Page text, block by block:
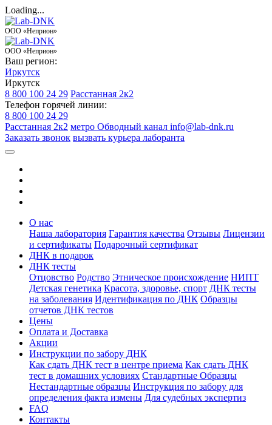
Loading...
ООО «Неприон»
ООО «Неприон»
Ваш регион:
Иркутск
Иркутск
8 800 100 24 29 Расстанная 2к2
Телефон горячей линии:
8 800 100 24 29
Расстанная 2к2 метро Обводный канал info@lab-dnk.ru
Заказать звонок вызвать курьера лаборанта
О нас
Наша лаборатория Гарантия качества Отзывы Лицензии
и сертификаты Подарочный сертификат
ДНК в подарок
ДНК тесты
Отцовство Родство Этническое происхождение НИПТ
Детская генетика Красота, здоровье, спорт ДНК тесты
на заболевания Идентификация по ДНК Образцы
отчетов ДНК тестов
Цены
Оплата и Доставка
Акции
Инструкции по забору ДНК
Как сдать ДНК тест в центре приема Как сдать ДНК
тест в домашних условиях Стандартные Образцы
Нестандартные образцы Инструкция по забору для
определения факта измены Для судебных экспертиз
FAQ
Контакты